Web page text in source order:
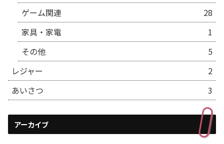
ゲーム関連
28
家具・家電
1
その他
5
レジャー
2
あいさつ
3
アーカイブ